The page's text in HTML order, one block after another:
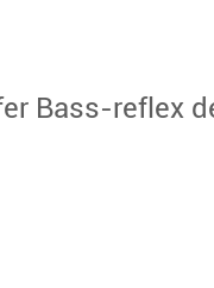
Bass-reflex